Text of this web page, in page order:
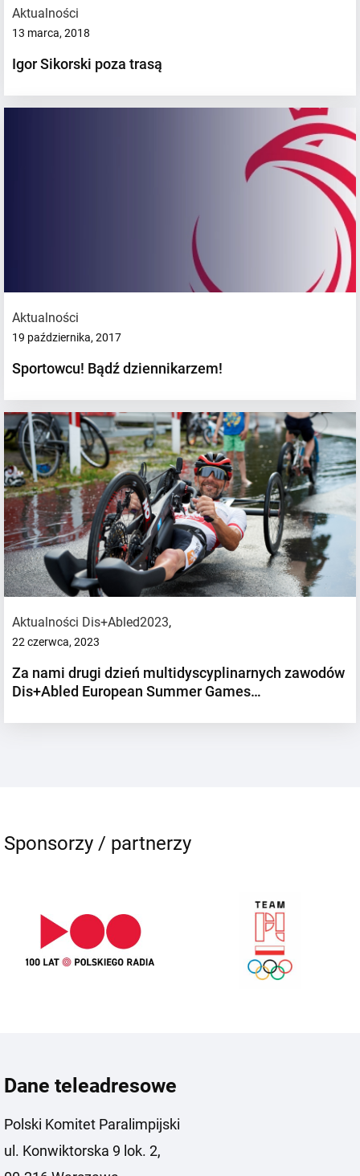
Aktualności
13 marca, 2018
Igor Sikorski poza trasą
Aktualności
19 października, 2017
Sportowcu! Bądź dziennikarzem!
Aktualności Dis+Abled2023,
22 czerwca, 2023
Za nami drugi dzień multidyscyplinarnych zawodów
Dis+Abled European Summer Games…
Sponsorzy / partnerzy
Dane teleadresowe
Polski Komitet Paralimpijski
ul. Konwiktorska 9 lok. 2,